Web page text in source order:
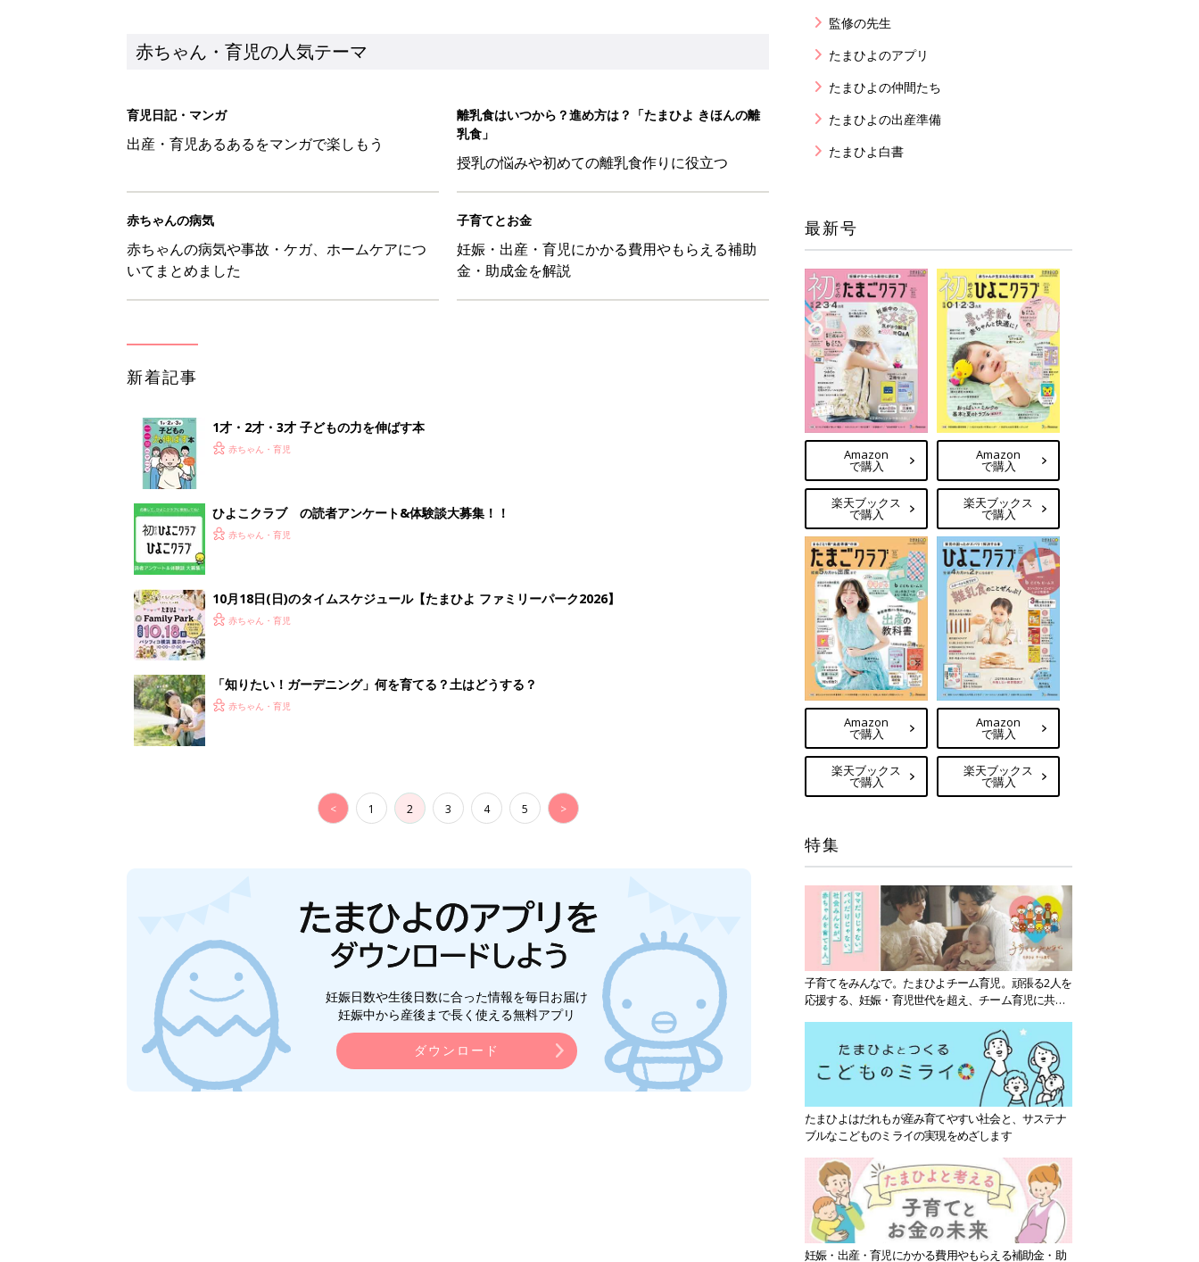
赤ちゃん・育児の人気テーマ
育児日記・マンガ
出産・育児あるあるをマンガで楽しもう
離乳食はいつから？進め方は？「たまひよ きほんの離
乳食」
授乳の悩みや初めての離乳食作りに役立つ
赤ちゃんの病気
赤ちゃんの病気や事故・ケガ、ホームケアにつ
いてまとめました
子育てとお金
妊娠・出産・育児にかかる費用やもらえる補助
金・助成金を解説
新着記事
1才・2才・3才 子どもの力を伸ばす本
赤ちゃん・育児
ひよこクラブ の読者アンケート&体験談大募集！！
赤ちゃん・育児
10月18日(日)のタイムスケジュール【たまひよ ファミリーパーク2026】
赤ちゃん・育児
「知りたい！ガーデニング」何を育てる？土はどうする？
赤ちゃん・育児
< 1 2 3 4 5 >
妊娠日数や生後日数に合った情報を毎日お届け
妊娠中から産後まで長く使える無料アプリ
ダウンロード
監修の先生
たまひよのアプリ
たまひよの仲間たち
たまひよの出産準備
たまひよ白書
最新号
Amazon
で購入
楽天ブックス
で購入
Amazon
で購入
楽天ブックス
で購入
Amazon
で購入
楽天ブックス
で購入
Amazon
で購入
楽天ブックス
で購入
特集
子育てをみんなで。たまひよチーム育児。頑張る2人を
応援する、妊娠・育児世代を超え、チーム育児に共感
たまひよはだれもが産み育てやすい社会と、サステナ
ブルなこどものミライの実現をめざします
妊娠・出産・育児にかかる費用やもらえる補助金・助